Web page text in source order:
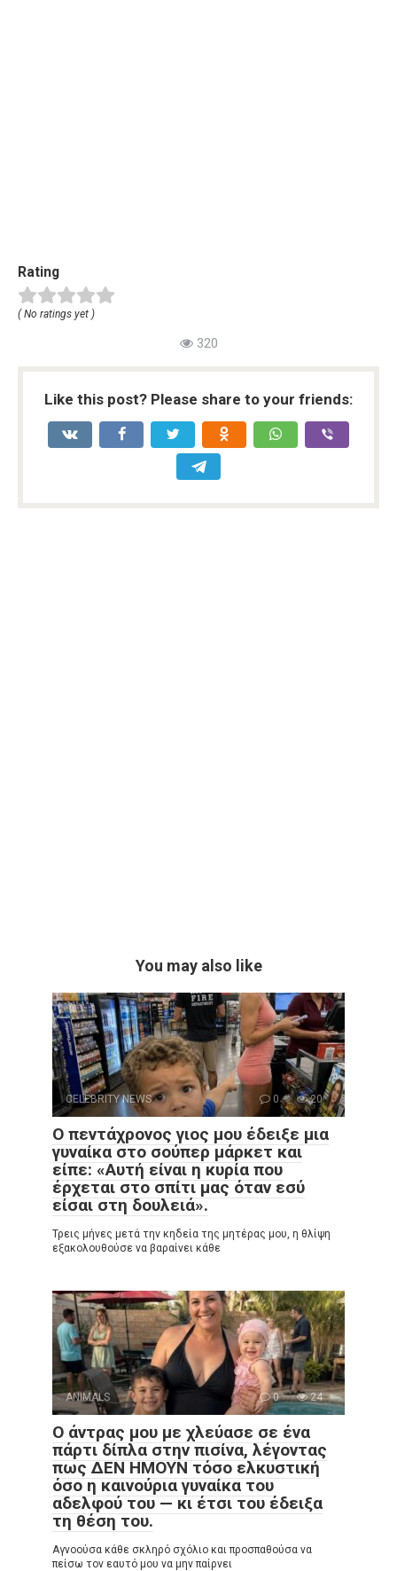
Rating
( No ratings yet )
320
Like this post? Please share to your friends:
You may also like
CELEBRITY NEWS 0 20
Ο πεντάχρονος γιος μου έδειξε μια
γυναίκα στο σούπερ μάρκετ και
είπε: «Αυτή είναι η κυρία που
έρχεται στο σπίτι μας όταν εσύ
είσαι στη δουλειά».
Τρεις μήνες μετά την κηδεία της μητέρας μου, η θλίψη
εξακολουθούσε να βαραίνει κάθε
ANIMALS 0 24
Ο άντρας μου με χλεύασε σε ένα
πάρτι δίπλα στην πισίνα, λέγοντας
πως ΔΕΝ ΗΜΟΥΝ τόσο ελκυστική
όσο η καινούρια γυναίκα του
αδελφού του — κι έτσι του έδειξα
τη θέση του.
Αγνοούσα κάθε σκληρό σχόλιο και προσπαθούσα να
πείσω τον εαυτό μου να μην παίρνει